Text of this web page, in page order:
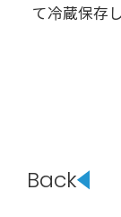
て冷蔵保存
Back